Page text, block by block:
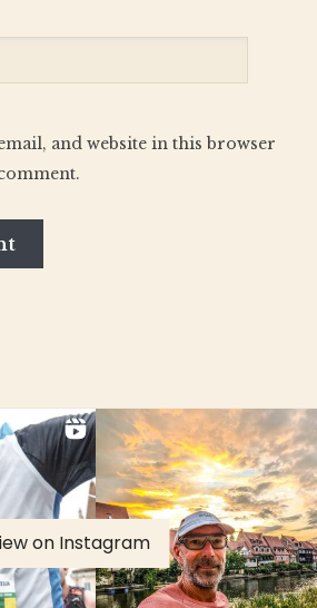
and website in this browser
on Instagram